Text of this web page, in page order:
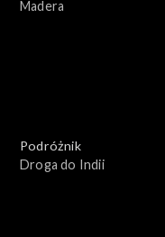
Madera
Podróżnik
Droga do Indii